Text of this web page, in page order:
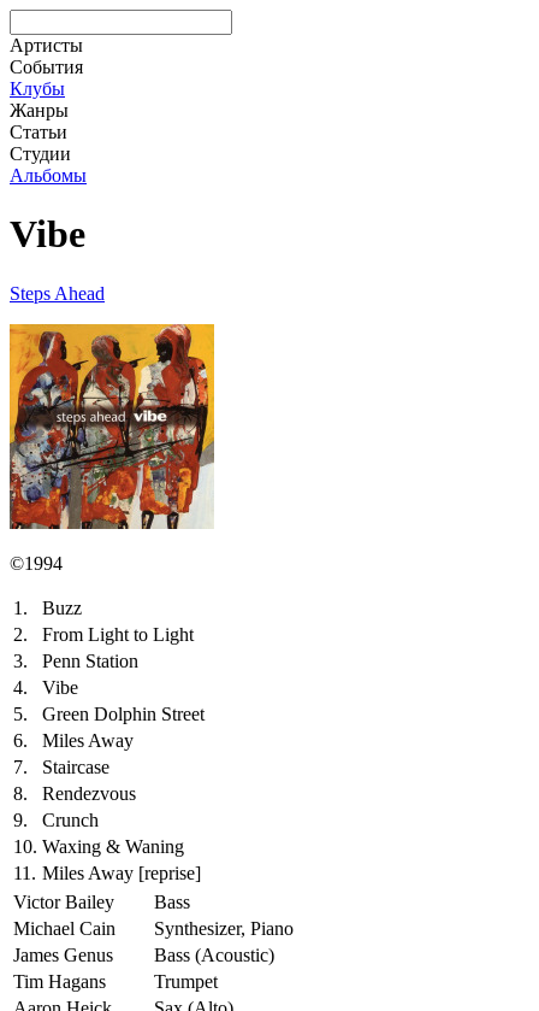
Артисты
События
Клубы
Жанры
Статьи
Студии
Альбомы
Vibe
Steps Ahead
©1994
1.
Buzz
2.
From Light to Light
3.
Penn Station
4.
Vibe
5.
Green Dolphin Street
6.
Miles Away
7.
Staircase
8.
Rendezvous
9.
Crunch
10. Waxing & Waning
11. Miles Away [reprise]
Victor Bailey
Bass
Michael Cain
Synthesizer, Piano
James Genus
Bass (Acoustic)
Tim Hagans
Trumpet